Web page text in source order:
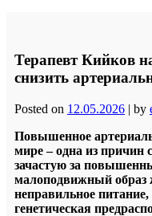
Терапевт Кийков
снизить
Posted on 12.05.2026 | by
Повышенное
мире – одна из причин
зачастую за
малоподвижный
неправильное
генетическая